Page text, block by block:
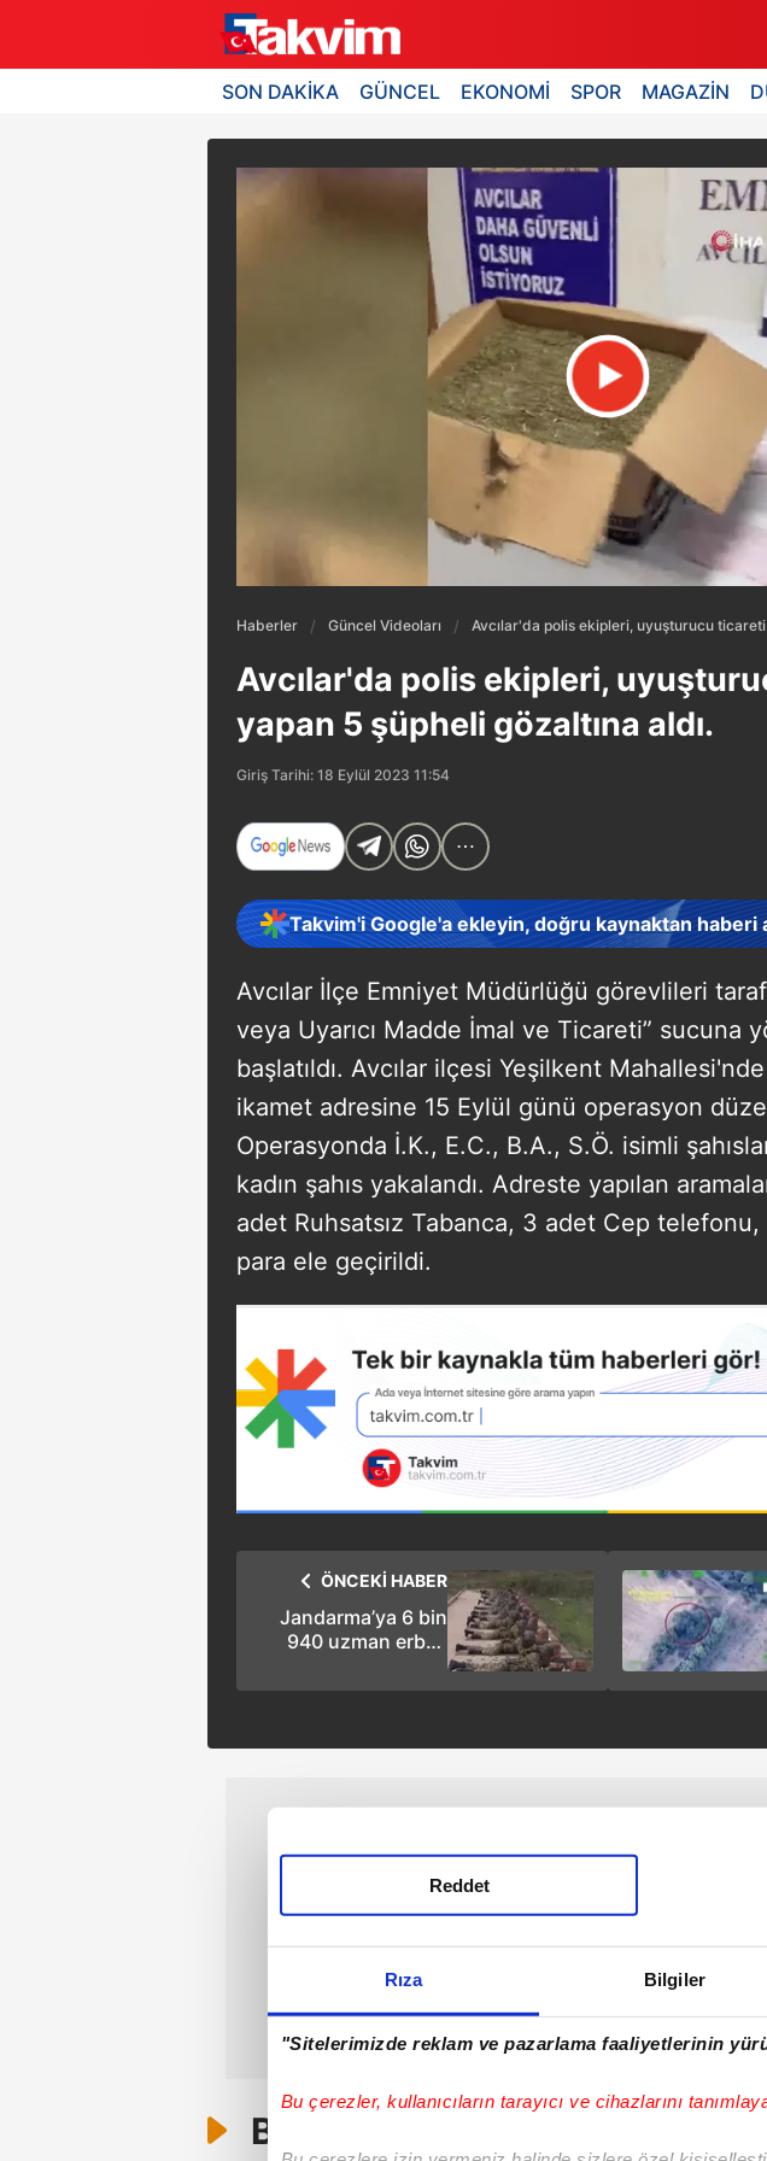
Rıza Bilgiler
"Sitelerimizde reklam ve pazarlama faaliyetlerinin
Bu çerezler, kullanıcıların tarayıcı ve cihazlarını
Reddet
SON DAKİKA GÜNCEL EKONOMİ SPOR MAGAZİN
Haberler Güncel Videoları Avcılar'da polis ekipleri, uyuşturucu ticareti
Avcılar'da polis ekipleri,
yapan 5 şüpheli gözaltına aldı.
Giriş Tarihi: 18 Eylül 2023 11:54
Takvim'i Google'a ekleyin, doğru kaynaktan haberi
Avcılar İlçe Emniyet Müdürlüğü görevlileri
veya Uyarıcı Madde İmal ve Ticareti” sucuna
başlatıldı. Avcılar ilçesi Yeşilkent
ikamet adresine 15 Eylül günü operasyon
Operasyonda İ.K., E.C., B.A., S.Ö. isimli
kadın şahıs yakalandı. Adreste yapılan
adet Ruhsatsız Tabanca, 3 adet Cep
para ele geçirildi.
ÖNCEKİ HABER
Jandarma’ya 6 bin
940 uzman erbaş
detaylar | VİDEO
Bunlar da Var